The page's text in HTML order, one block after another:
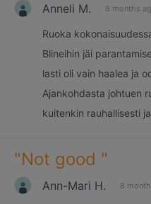
Anneli M. 8 months
Ruoka
Blineihin jäi
lasti oli vain haalea ja
Ajankohdasta johtuen
kuitenkin rauhallisesti
"Not good "
Ann-Mari H. 8